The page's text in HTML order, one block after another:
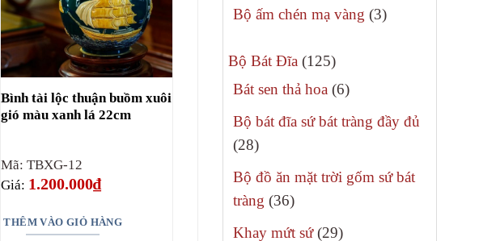
phẩm
Bộ ấm chén mạ vàng 33
Bộ Bát Đĩa 125125
sản
Bát sen thả hoa 66
phẩm
Bộ bát đĩa sứ bát tràng đầy đủ
2828
sản
Bộ đồ ăn mặt trời gốm sứ bát
tràng
3636
Khay mứt sứ 2929
Bình tài lộc thuận buồm xuôi
gió màu xanh lá 22cm
Mã: TBXG-12
Giá: 1.200.000₫
THÊM VÀO GIỎ HÀNG